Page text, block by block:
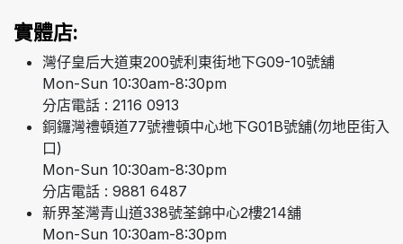
實體店:
灣仔皇后大道東200號利東街地下G09-10號舖
Mon-Sun 10:30am-8:30pm
分店電話 : 2116 0913
銅鑼灣禮頓道77號禮頓中心地下G01B號舖(勿地臣街入
口)
Mon-Sun 10:30am-8:30pm
分店電話 : 9881 6487
新界荃灣青山道338號荃錦中心2樓214舖
Mon-Sun 10:30am-8:30pm